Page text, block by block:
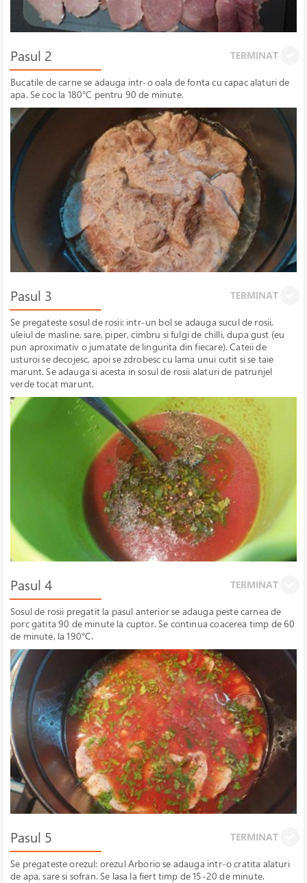
Pasul 2 TERMINAT
Bucatile de carne se adauga intr-o oala de fonta cu capac alaturi de
apa. Se coc la 180°C pentru 90 de minute.
Pasul 3 TERMINAT
Se pregateste sosul de rosii: intr-un bol se adauga sucul de rosii,
uleiul de masline, sare, piper, cimbru si fulgi de chilli, dupa gust (eu
pun aproximativ o jumatate de lingurita din fiecare). Cateii de
usturoi se decojesc, apoi se zdrobesc cu lama unui cutit si se taie
marunt. Se adauga si acesta in sosul de rosii alaturi de patrunjel
verde tocat marunt.
Pasul 4 TERMINAT
Sosul de rosii pregatit la pasul anterior se adauga peste carnea de
porc gatita 90 de minute la cuptor. Se continua coacerea timp de 60
de minute, la 190°C.
Pasul 5 TERMINAT
Se pregateste orezul: orezul Arborio se adauga intr-o cratita alaturi
de apa, sare si sofran. Se lasa la fiert timp de 15-20 de minute.